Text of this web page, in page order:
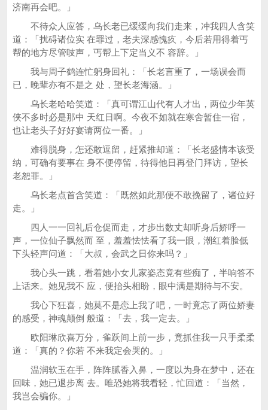
济南再会吧。」
不待众人应答，乌长老已缓缓向我们走来，冲我四人含笑
道：「扰碍诸位实 在罪过，老夫深感愧疚，今后若用得着丐
帮的地方尽管吱声，丐帮上下定当义不 容辞。」
我与周子鹤连忙躬身回礼：「长老言重了，一场误会而
已，晚辈亦有不是之 处，望长老海涵。」
乌长老哈哈笑道：「真可谓江山代有人才出，两位少年英
侠不多时必是那中 天红日啊。今夜不如就在寒舍暂住一宿，
也让老头子好好宴请两位一番。」
难得脱身，怎还敢逗留，赶紧推却道：「长老盛情本该受
纳，可确有要事在 身不便停留，待得他日再登门拜访，望长
老恕罪。」
乌长老点首含笑道：「既然如此那便不敢挽留了，诸位好
走。」
四人一一回礼后仓促而走，才步出数丈却听身后娇呼一
声，一位仙子飘然而 至，羞羞怯怯看了我一眼，潮红着脸低
下头轻声问道：「大叔，会武之日你来吗？」
我心头一跳，看着她小女儿家姿态竟有些痴了，半响答不
上话来。她见我不 应，便抬头相盼，眼中满是期待与不安。
我心下狂喜，她莫不是恋上我了吧，一时竟忘了两位娇妻
的感受，神魂颠倒 般道：「去，我一定去。」
欧阳琳欣喜万分，雀跃间上前一步，竟抓住我一只手柔柔
道：「真的？你若 不来我定会哭的。」
温润软玉在手，阵阵腻香入鼻，一度以为身在梦中，还在
回味，她已退步离 去。唯恐她将我看轻，忙回道：「当然，
我岂会骗你。」